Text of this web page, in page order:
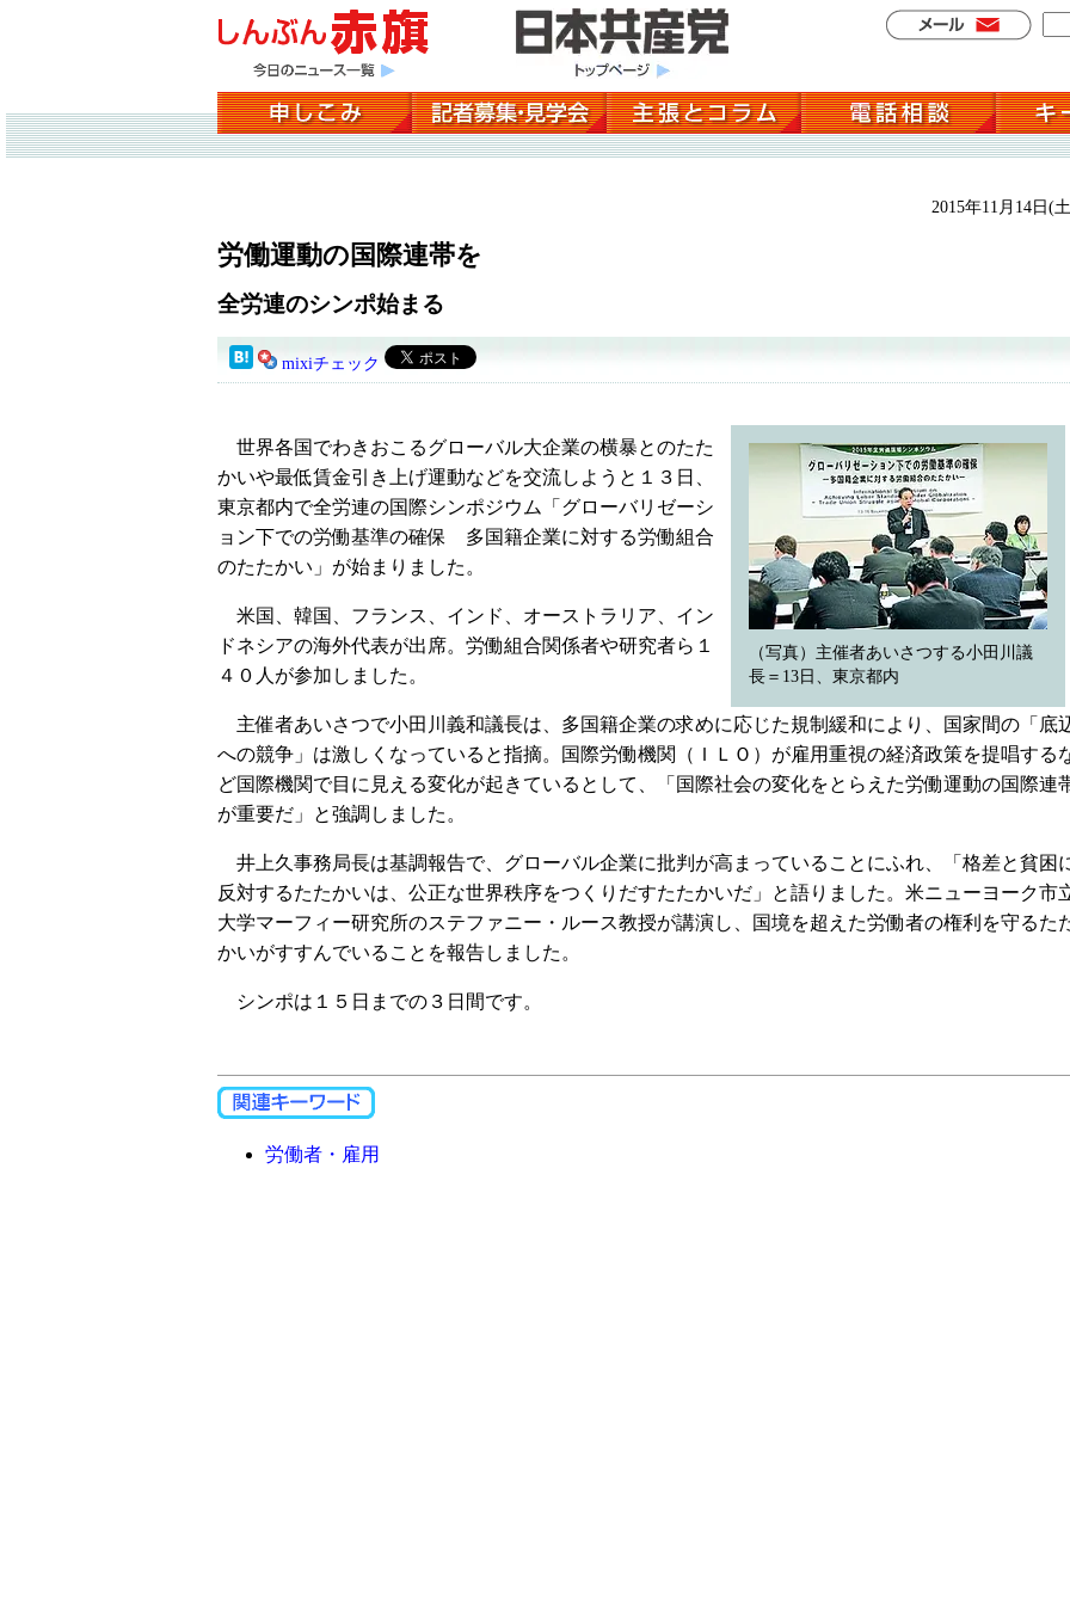
2015年11月14日(
労働運動の国際連帯を
全労連のシンポ始まる
mixiチェック
（写真）主催者あいさつする小田川議
長＝13日、東京都内
世界各国でわきおこるグローバル大企業の横暴とのたた
かいや最低賃金引き上げ運動などを交流しようと１３日、
東京都内で全労連の国際シンポジウム「グローバリゼーシ
ョン下での労働基準の確保 多国籍企業に対する労働組合
のたたかい」が始まりました。
米国、韓国、フランス、インド、オーストラリア、イン
ドネシアの海外代表が出席。労働組合関係者や研究者ら１
４０人が参加しました。
主催者あいさつで小田川義和議長は、多国籍企業の求めに応じた規制緩和により、国家間の「底
への競争」は激しくなっていると指摘。国際労働機関（ＩＬＯ）が雇用重視の経済政策を提唱する
ど国際機関で目に見える変化が起きているとして、「国際社会の変化をとらえた労働運動の国際連
が重要だ」と強調しました。
井上久事務局長は基調報告で、グローバル企業に批判が高まっていることにふれ、「格差と貧困
反対するたたかいは、公正な世界秩序をつくりだすたたかいだ」と語りました。米ニューヨーク市
大学マーフィー研究所のステファニー・ルース教授が講演し、国境を超えた労働者の権利を守るた
かいがすすんでいることを報告しました。
シンポは１５日までの３日間です。
労働者・雇用